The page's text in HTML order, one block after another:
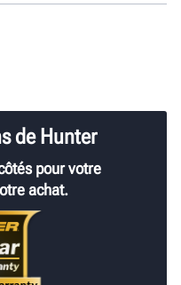
de Hunter
pour votre
achat.